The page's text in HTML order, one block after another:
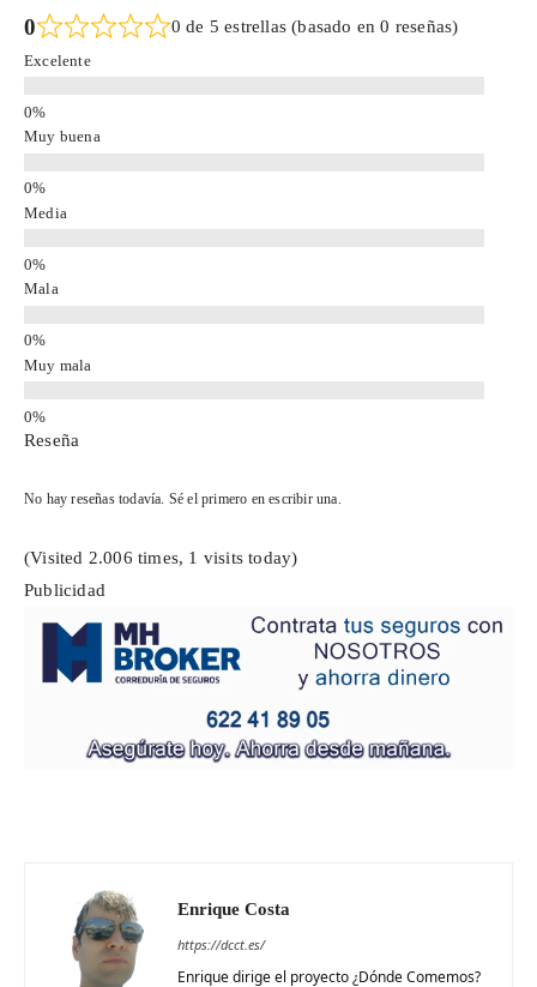
0 0 de 5 estrellas (basado en 0 reseñas)
Excelente
Muy buena
Media
Mala
Muy mala
Reseña
No hay reseñas todavía. Sé el primero en escribir una.
(Visited 2.006 times, 1 visits today)
Publicidad
Enrique Costa
https://dcct.es/
Enrique dirige el proyecto ¿Dónde Comemos?